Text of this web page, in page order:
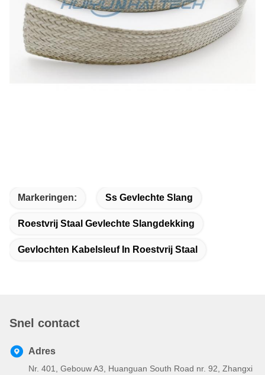
Markeringen: Ss Gevlechte Slang
Roestvrij Staal Gevlechte Slangdekking
Gevlochten Kabelsleuf In Roestvrij Staal
Snel contact
Adres
Nr. 401, Gebouw A3, Huanguan South Road nr. 92, Zhangxi